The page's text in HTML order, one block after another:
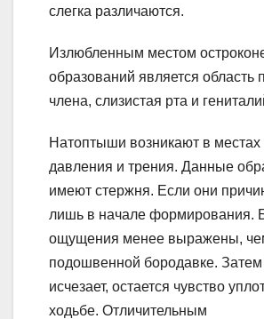
слегка различаются.
Излюбленным местом
образований является область
члена, слизистая рта и
Натоптыши возникают в местах
давления и трения. Данные
имеют стержня. Если они
лишь в начале формирования.
ощущения менее выражены,
подошвенной бородавке.
исчезает, остается чувство
ходьбе. Отличительным